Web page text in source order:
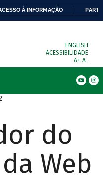
À INFORMAÇÃO
ENGLISH
ACESSIBILIDADE
A+ A-
do
Web